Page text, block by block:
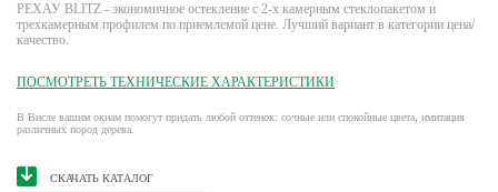
РЕХАУ BLITZ - экономичное остекление с 2-х камерным стеклопакетом и
трехкамерным профилем по приемлемой цене. Лучший вариант в категории цена/
качество.
ПОСМОТРЕТЬ ТЕХНИЧЕСКИЕ ХАРАКТЕРИСТИКИ
В Висле вашим окнам помогут придать любой оттенок: сочные или спокойные цвета, имитация
различных пород дерева.
СКАЧАТЬ КАТАЛОГ